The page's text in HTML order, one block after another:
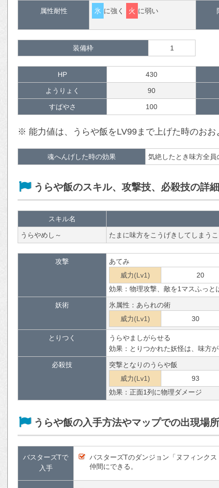
属性耐性 氷 に強く 火 に弱い
装備枠 1
HP 430
ようりょく 90
すばやさ 100
※ 能力値は、うらや飯をLV99まで上げた時のお
魂へんげした時の効果 気絶したとき味方全員
うらや飯のスキル、攻撃技、必殺技の詳細
スキル名
うらやめし～ たまに味方をこうげきしてしまう
攻撃
あてみ
威力(Lv1)
20
効果：物理攻撃、敵を1マスふっと
妖術
氷属性：あられの術
威力(Lv1)
30
とりつく
うらやましがらせる
効果：とりつかれた妖怪は、味方
必殺技
突撃となりのうらや飯
威力(Lv1)
93
効果：正面1列に物理ダメージ
うらや飯の入手方法やマップでの出現場所
バスターズTで
入手
バスターズTのダンジョン「ヌフィンク
仲間にできる。